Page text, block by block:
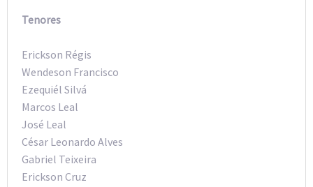
Tenores
Erickson Régis
Wendeson Francisco
Ezequiél Silvá
Marcos Leal
José Leal
César Leonardo Alves
Gabriel Teixeira
Erickson Cruz